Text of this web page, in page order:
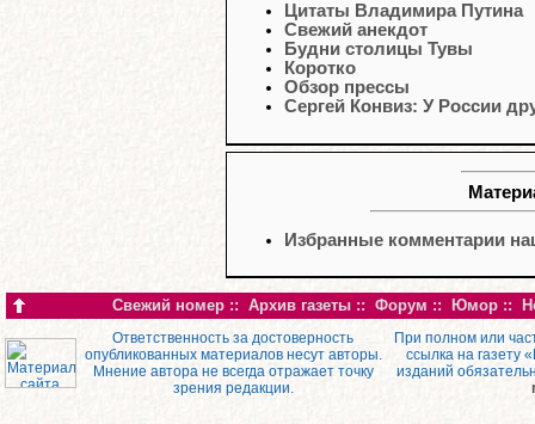
Цитаты Владимира Путина
Свежий анекдот
Будни столицы Тувы
Коротко
Обзор прессы
Сергей Конвиз: У России
Избранные комментарии
Свежий номер :: Архив газеты :: Форум :: Юмор ::
Ответственность за достоверность
опубликованных материалов несут авторы.
Мнение автора не всегда отражает точку
зрения редакции.
При полном или
ссылка на газету
изданий